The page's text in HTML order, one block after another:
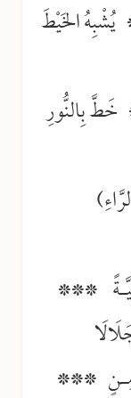
الخَيْطَ
بِالنُّورِ
***
***